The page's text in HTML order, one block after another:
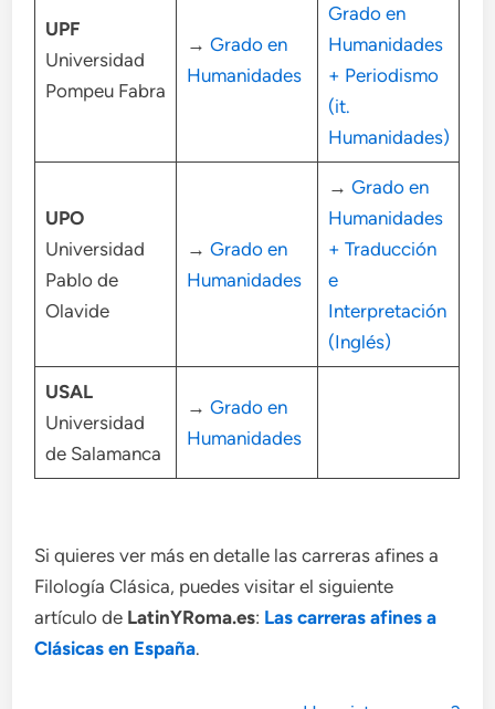
UPF
Universidad
Pompeu Fabra
→ Grado en
Humanidades
Grado en
Humanidades
+ Periodismo
(it.
Humanidades)
UPO
Universidad
Pablo de
Olavide
→ Grado en
Humanidades
→ Grado en
Humanidades
+ Traducción
e
Interpretación
(Inglés)
USAL
Universidad
de Salamanca
→ Grado en
Humanidades
Si quieres ver más en detalle las carreras afines a
Filología Clásica, puedes visitar el siguiente
artículo de LatinYRoma.es: Las carreras afines a
Clásicas en España.